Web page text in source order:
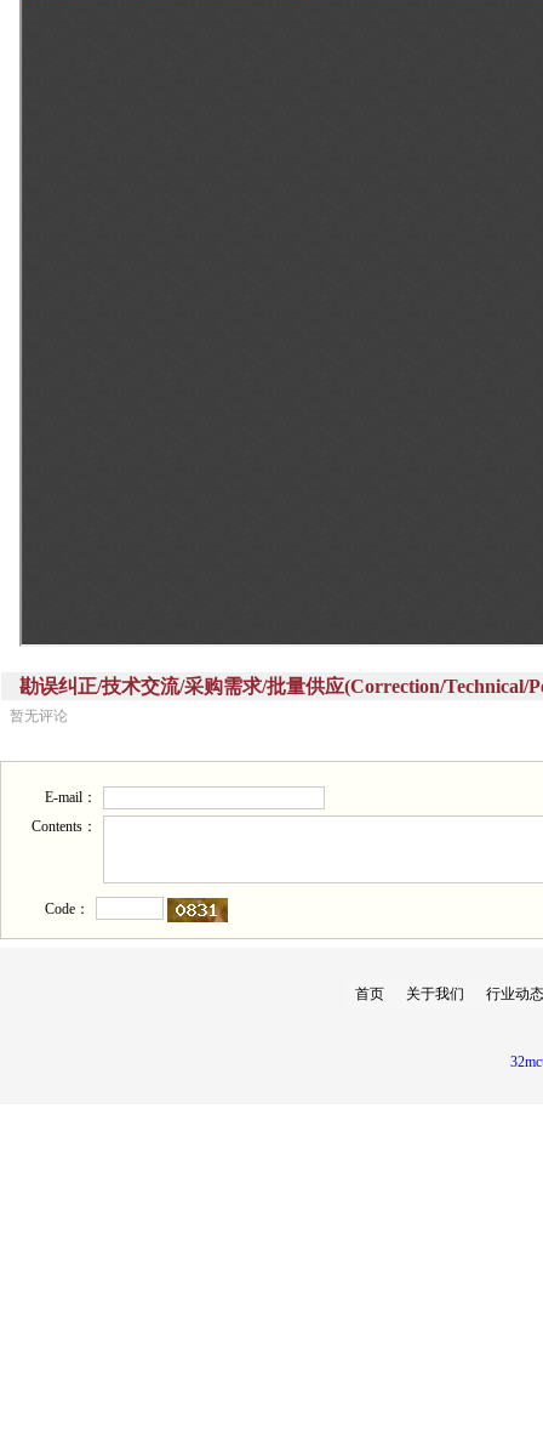
勘误纠正/技术交流/采购需求/批量供应(Correction/Technical/
暂无评论
E-mail：
Contents：
Code：
首页 关于我们 行业动态